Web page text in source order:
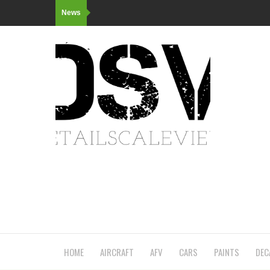
News
HOME AIRCRAFT AFV CARS PAINTS